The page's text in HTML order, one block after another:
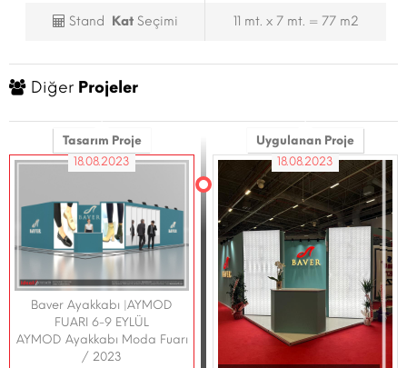
Stand KatSeçimi 11 mt. x 7 mt. = 77 m2
Diğer Projeler
Tasarım Proje
18.08.2023
Baver Ayakkabı |AYMOD
FUARI 6-9 EYLÜL
AYMOD Ayakkabı Moda Fuarı
/ 2023
Uygulanan Proje
18.08.2023